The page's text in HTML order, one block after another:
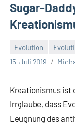
Sugar-
Evolution
15. Juli 2019
Kreationismus ist
Irrglaube, dass
Leugnung des